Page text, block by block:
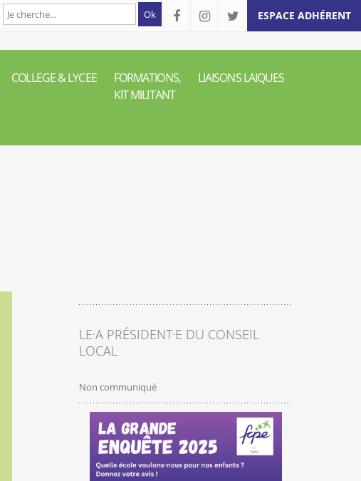
ESPACE ADHÉRENT
COLLEGE & LYCEE
FORMATIONS,
KIT MILITANT
LIAISONS LAIQUES
LE·A PRÉSIDENT·E DU CONSEIL
LOCAL
Non communiqué